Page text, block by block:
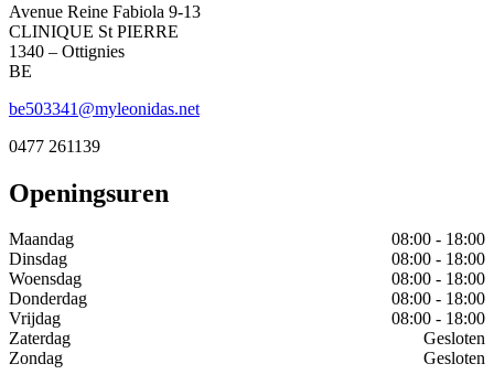
Avenue Reine Fabiola 9-13
CLINIQUE St PIERRE
1340 – Ottignies
BE
be503341@myleonidas.net
0477 261139
Openingsuren
Maandag
08:00 - 18:00
Dinsdag
08:00 - 18:00
Woensdag
08:00 - 18:00
Donderdag
08:00 - 18:00
Vrijdag
08:00 - 18:00
Zaterdag
Gesloten
Zondag
Gesloten